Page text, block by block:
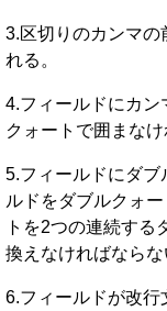
3.区切りのカンマの
れる。
4.フィールドにカ
クォートで囲まなけ
5.フィールドにダブ
ルドをダブルクォ
トを2つの連続する
換えなければならな
6.フィールドが改行